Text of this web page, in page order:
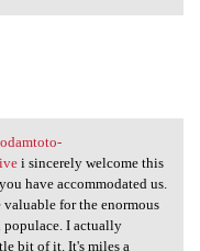
i sincerely welcome this
have accommodated us.
for the enormous
I actually
bit of it. It's miles a